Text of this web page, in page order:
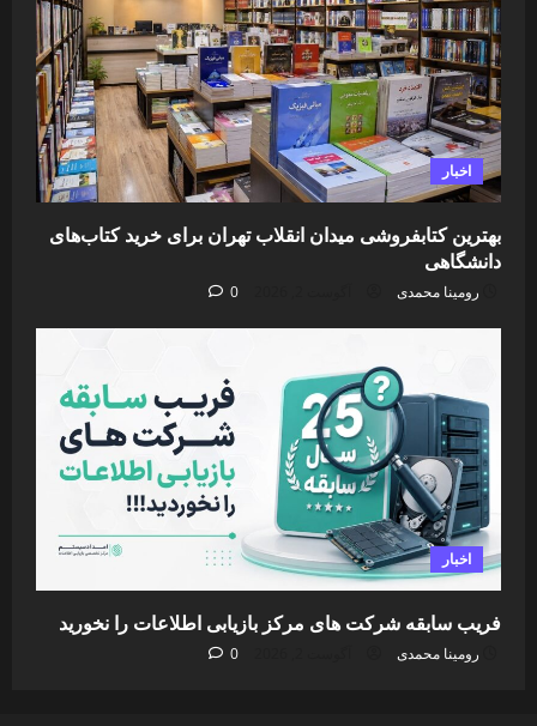
اخبار
بهترین کتابفروشی میدان انقلاب تهران برای خرید کتاب‌های
دانشگاهی
رومینا محمدی 0
اخبار
فریب سابقه شرکت های مرکز بازیابی اطلاعات را نخورید
رومینا محمدی 0